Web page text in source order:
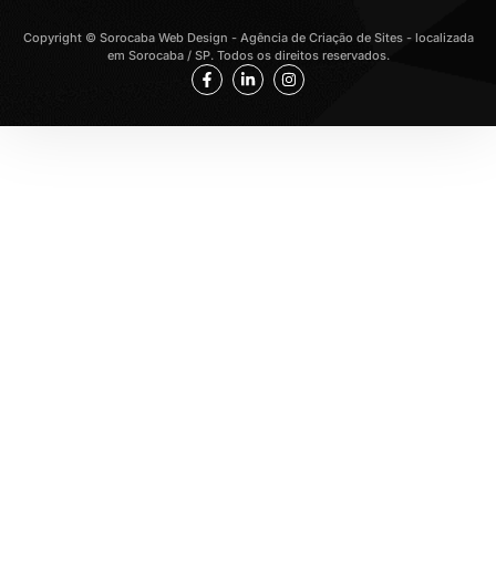
Copyright © Sorocaba Web Design - Agência de Criação de Sites - localizada
em Sorocaba / SP. Todos os direitos reservados.